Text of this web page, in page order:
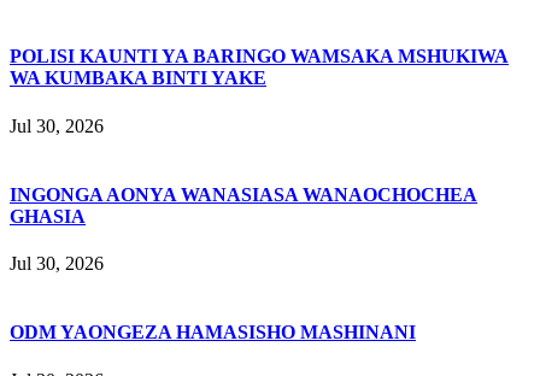
POLISI KAUNTI YA BARINGO WAMSAKA MSHUKIWA
WA KUMBAKA BINTI YAKE
Jul 30, 2026
INGONGA AONYA WANASIASA WANAOCHOCHEA
GHASIA
Jul 30, 2026
ODM YAONGEZA HAMASISHO MASHINANI